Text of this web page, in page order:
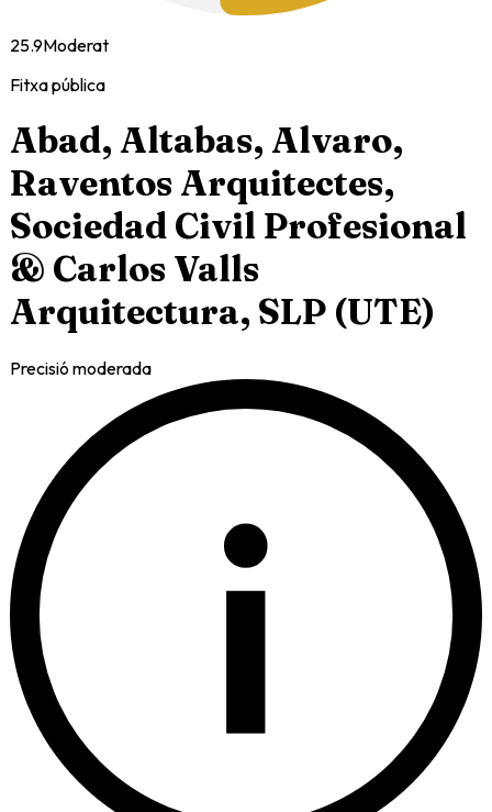
25.9Moderat
Fitxa pública
Abad, Altabas, Alvaro,
Raventos Arquitectes,
Sociedad Civil Profesional
& Carlos Valls
Arquitectura, SLP (UTE)
Precisió moderada
i